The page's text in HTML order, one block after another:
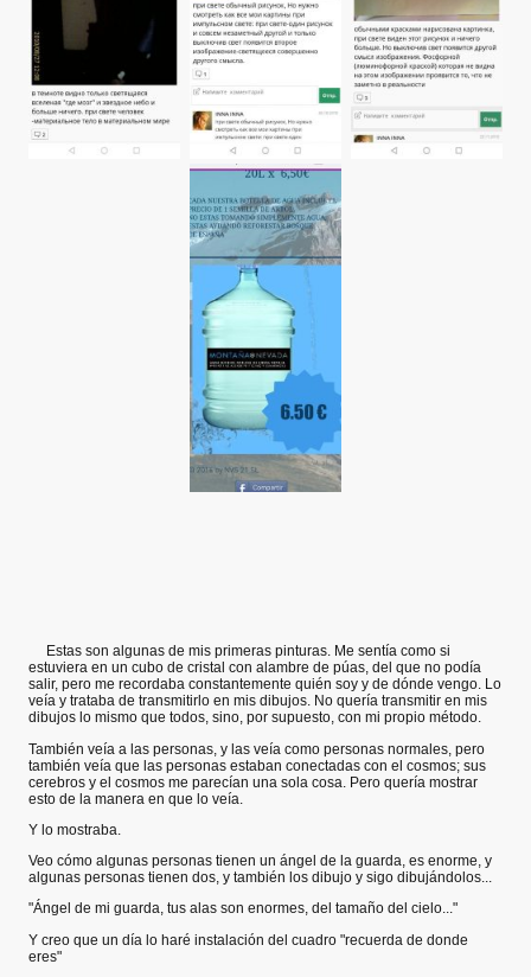
Estas son algunas de mis primeras pinturas. Me sentía como si
estuviera en un cubo de cristal con alambre de púas, del que no podía
salir, pero me recordaba constantemente quién soy y de dónde vengo. Lo
veía y trataba de transmitirlo en mis dibujos. No quería transmitir en mis
dibujos lo mismo que todos, sino, por supuesto, con mi propio método.
También veía a las personas, y las veía como personas normales, pero
también veía que las personas estaban conectadas con el cosmos; sus
cerebros y el cosmos me parecían una sola cosa. Pero quería mostrar
esto de la manera en que lo veía.
Y lo mostraba.
Veo cómo algunas personas tienen un ángel de la guarda, es enorme, y
algunas personas tienen dos, y también los dibujo y sigo dibujándolos...
"Ángel de mi guarda, tus alas son enormes, del tamaño del cielo..."
Y creo que un día lo haré instalación del cuadro "recuerda de donde
eres"